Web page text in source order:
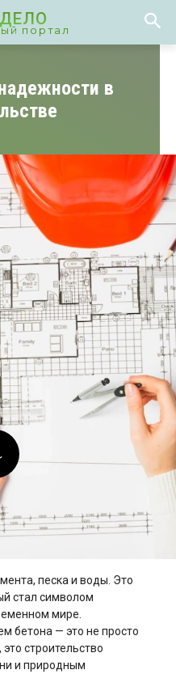
портал
в
песка и воды. Это
стал символом
мире.
бетона — это не просто
строительство
и природным